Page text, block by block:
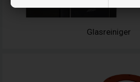
Glasreiniger